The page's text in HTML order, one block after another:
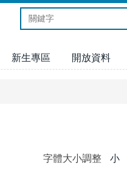
新生專區 開放資料
字體大小調整 小